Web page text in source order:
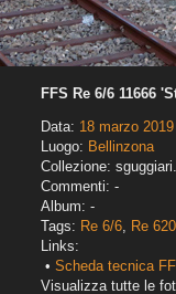
FFS Re 6/6 11666
Data: 18 marzo 2019
Luogo: Bellinzona
Collezione:
Commenti: -
Album: -
Tags: Re 6/6, Re 620
Links:
• Scheda tecnica
Visualizza tutte le